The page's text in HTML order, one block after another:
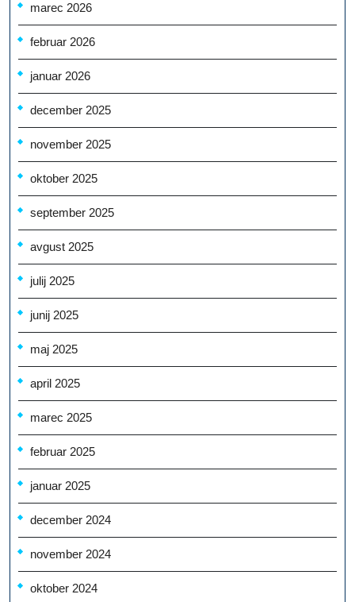
marec 2026
februar 2026
januar 2026
december 2025
november 2025
oktober 2025
september 2025
avgust 2025
julij 2025
junij 2025
maj 2025
april 2025
marec 2025
februar 2025
januar 2025
december 2024
november 2024
oktober 2024